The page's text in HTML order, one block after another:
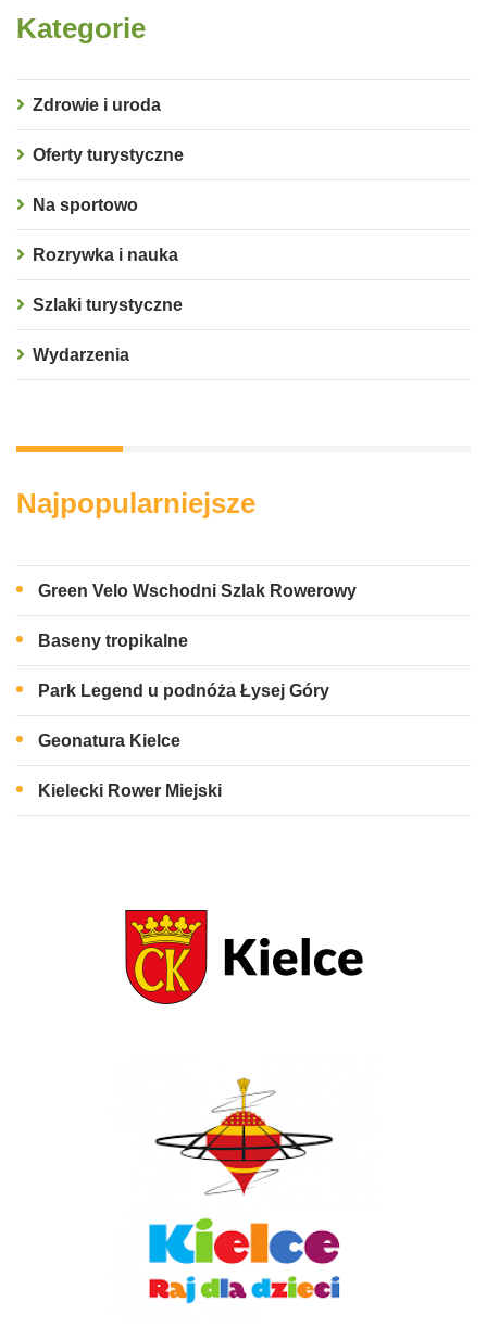
Kategorie
Zdrowie i uroda
Oferty turystyczne
Na sportowo
Rozrywka i nauka
Szlaki turystyczne
Wydarzenia
Najpopularniejsze
Green Velo Wschodni Szlak Rowerowy
Baseny tropikalne
Park Legend u podnóża Łysej Góry
Geonatura Kielce
Kielecki Rower Miejski